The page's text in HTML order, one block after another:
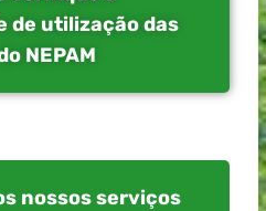
de utilização das
NEPAM
nossos serviços